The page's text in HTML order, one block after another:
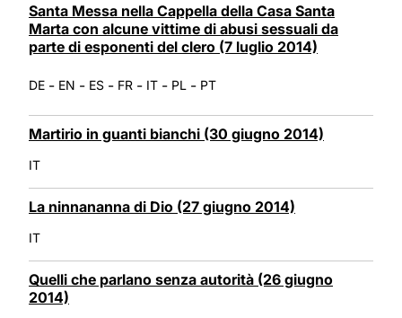
Santa Messa nella Cappella della Casa Santa
Marta con alcune vittime di abusi sessuali da
parte di esponenti del clero (7 luglio 2014)
DE - EN - ES - FR - IT - PL - PT
Martirio in guanti bianchi (30 giugno 2014)
IT
La ninnananna di Dio (27 giugno 2014)
IT
Quelli che parlano senza autorità (26 giugno
2014)